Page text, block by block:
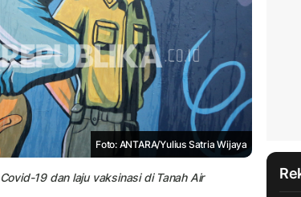
Foto: ANTARA/Yulius Satria Wijaya
19 dan laju vaksinasi di Tanah Air